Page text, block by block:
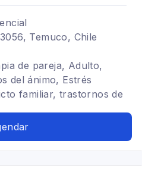
Temuco, Chile
de pareja, Adulto,
del ánimo, Estrés
familiar, trastornos de